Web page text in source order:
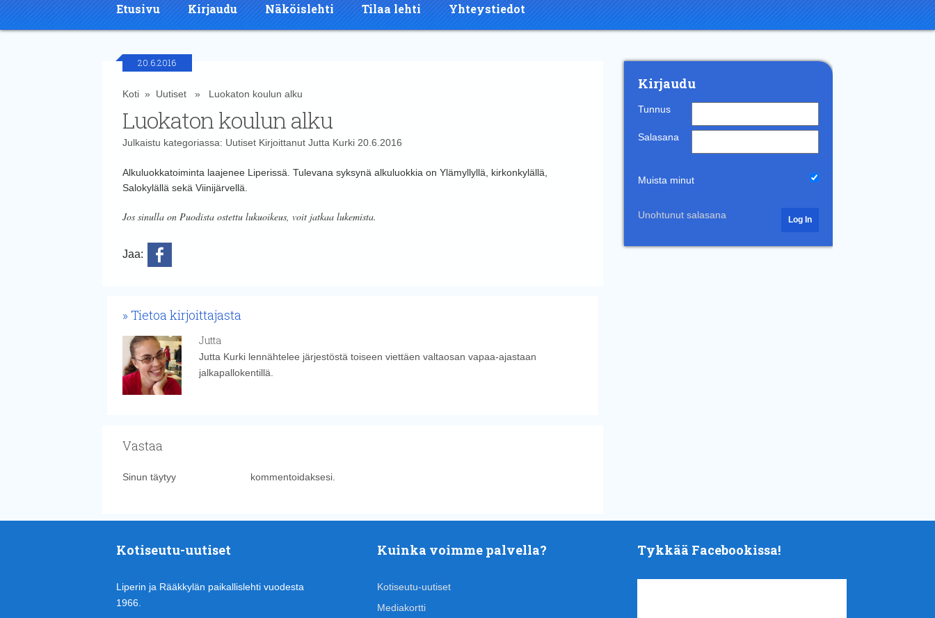
Etusivu Kirjaudu Näköislehti Tilaa lehti Yhteystiedot
20.6.2016
Koti» Uutiset» Luokaton koulun alku
Luokaton koulun alku
Julkaistu kategoriassa: UutisetKirjoittanut Jutta Kurki20.6.2016
Alkuluokkatoiminta laajenee Liperissä. Tulevana syksynä alkuluokkia on Ylämyllyllä, kirkonkylällä,
Salokylällä sekä Viinijärvellä.
Jos sinulla on Puodista ostettu lukuoikeus, voit jatkaa lukemista.
Jaa:
Tietoa kirjoittajasta
Jutta
Jutta Kurki lennähtelee järjestöstä toiseen viettäen valtaosan vapaa-ajastaan
jalkapallokentillä.
Vastaa
Sinun täytyy kommentoidaksesi.
Kirjaudu
Tunnus
Salasana
Muista minut
Unohtunut salasana
Kotiseutu-uutiset
Liperin ja Rääkkylän paikallislehti vuodesta
1966.
Kuinka voimme palvella?
Kotiseutu-uutiset
Mediakortti
Tykkää Facebookissa!